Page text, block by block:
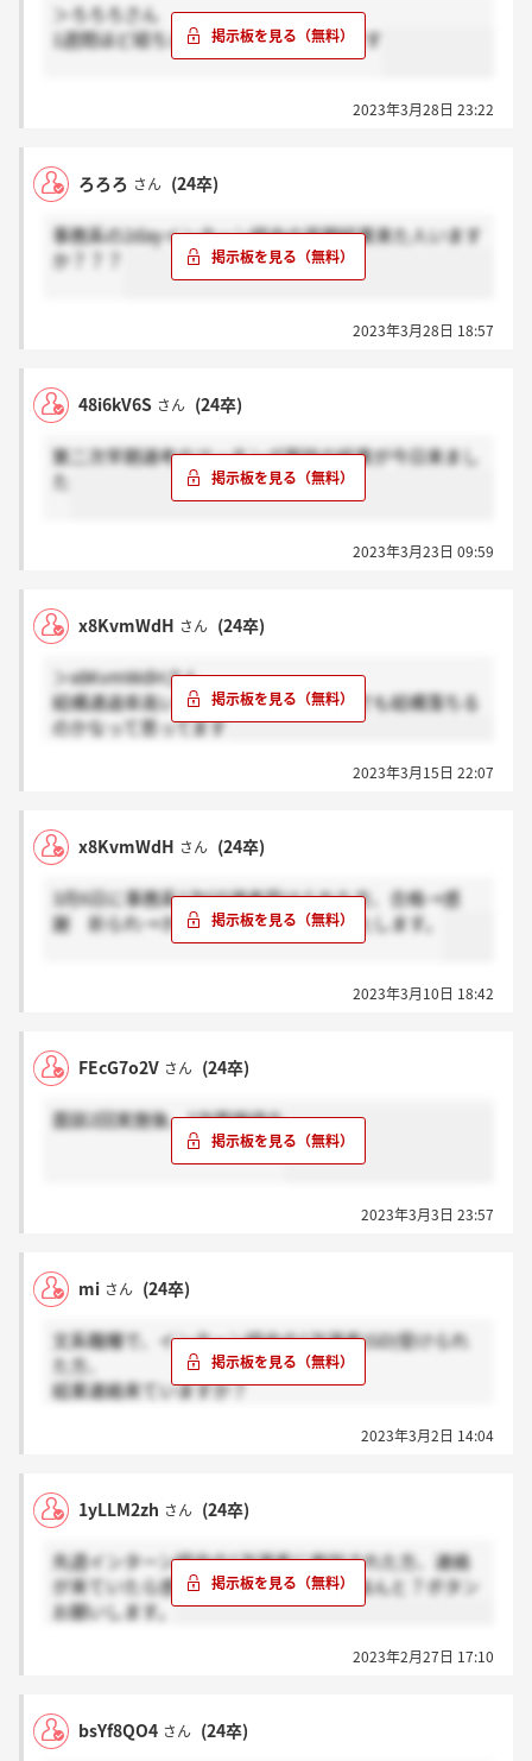
＞ろろろさん
1週間ほど経ちましたがまだ来てないです
2023年3月28日 23:22
ろろろ さん (24卒)
事務系の2dayインターン経由の早期結果来た人います
か？？？
2023年3月28日 18:57
48i6kV6S さん (24卒)
第二次早期選考のマッチング面談の結果が今日来まし
た
2023年3月23日 09:59
x8KvmWdH さん (24卒)
＞x8KvmWdHさん
結構通過率高いですかね…？最終面接でも結構落ちる
のかなって思ってます
2023年3月15日 22:07
x8KvmWdH さん (24卒)
3月6日に事務系1次GD選考受けられた方、合格→感
謝 祈られ→ホント？ボタンお願いいたします。
2023年3月10日 18:42
FEcG7o2V さん (24卒)
面談2回実施後、2次面接待ち
2023年3月3日 23:57
mi さん (24卒)
文系職種で、インターン経由の1次選考(GD)受けられ
た方、
結果連絡来ていますか？
2023年3月2日 14:04
1yLLM2zh さん (24卒)
先週インターン経由の1次選考に参加された方、連絡
が来ていたら感謝、来ていなかったらほんと？ボタン
お願いします。
2023年2月27日 17:10
bsYf8QO4 さん (24卒)